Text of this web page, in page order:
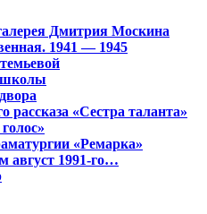
Дмитрия Москина
1941 — 1945
школы
рассказа «Сестра таланта»
«Ремарка»
1991-го…